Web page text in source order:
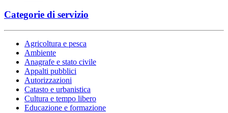
Categorie di servizio
Agricoltura e pesca
Ambiente
Anagrafe e stato civile
Appalti pubblici
Autorizzazioni
Catasto e urbanistica
Cultura e tempo libero
Educazione e formazione